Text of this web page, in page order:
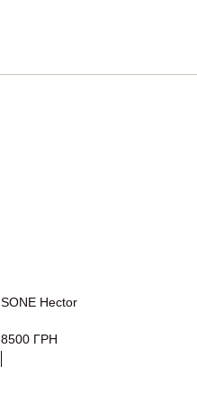
SONE Hector
8500 ГРН